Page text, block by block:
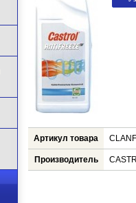
Артикул товара
Производитель